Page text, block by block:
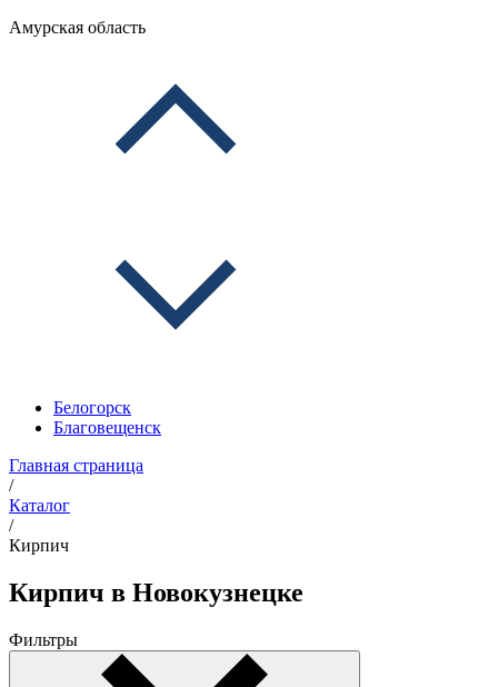
Амурская область
Белогорск
Благовещенск
Главная страница
/
Каталог
/
Кирпич
Кирпич в Новокузнецке
Фильтры